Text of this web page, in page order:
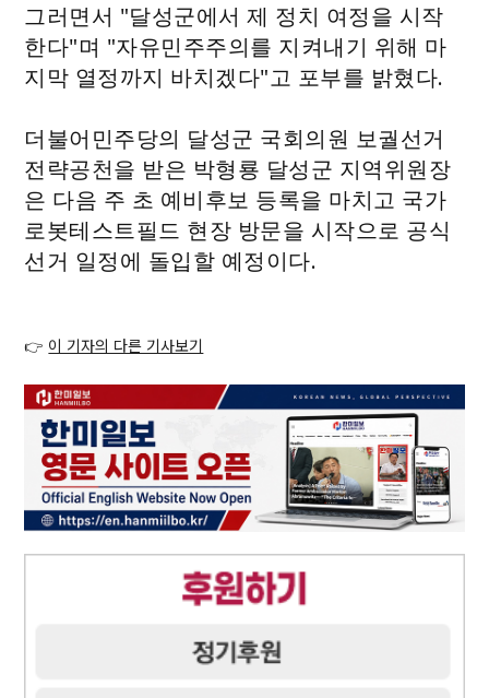
그러면서 "달성군에서 제 정치 여정을 시작
한다"며 "자유민주주의를 지켜내기 위해 마
지막 열정까지 바치겠다"고 포부를 밝혔다.
더불어민주당의 달성군 국회의원 보궐선거
전략공천을 받은 박형룡 달성군 지역위원장
은 다음 주 초 예비후보 등록을 마치고 국가
로봇테스트필드 현장 방문을 시작으로 공식
선거 일정에 돌입할 예정이다.
👉 이 기자의 다른 기사보기